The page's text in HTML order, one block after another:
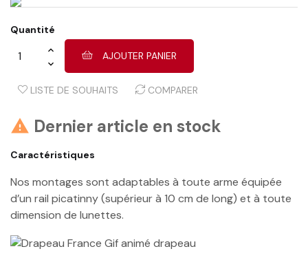
Quantité
AJOUTER PANIER
LISTE DE SOUHAITS COMPARER
 Dernier article en stock
Caractéristiques
Nos montages sont adaptables à toute arme équipée
d’un rail picatinny (supérieur à 10 cm de long) et à toute
dimension de lunettes.